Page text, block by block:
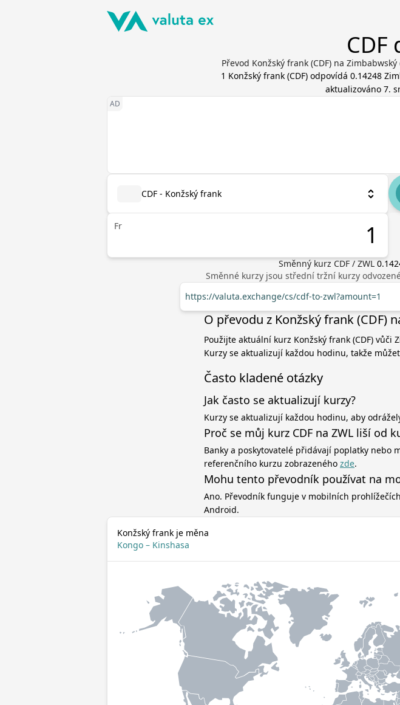
CDF
Převod Konžský frank (CDF) na
1 Konžský frank(CDF) odpovídá 0.14248
aktualizováno 7.
CDF - Konžský frank
Fr
Směnný kurz CDF/ ZWL
Směnné kurzy jsou střední tržní kurzy
https://valuta.exchange/cs/cdf-to-zwl?amount=1
O převodu z Konžský frank (CDF)
Použijte aktuální kurz Konžský frank (CDF) vůči
Kurzy se aktualizují každou hodinu, takže
Často kladené otázky
Jak často se aktualizují kurzy?
Kurzy se aktualizují každou hodinu, aby
Proč se můj kurz CDF na ZWL liší od
Banky a poskytovatelé přidávají poplatky nebo
referenčního kurzu zobrazeného zde.
Mohu tento převodník používat na
Ano. Převodník funguje v mobilních
Android.
Konžský frank je měna
Kongo – Kinshasa